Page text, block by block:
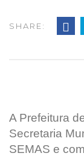
SHARE:
A Prefeitura
Secretaria
SEMAS e